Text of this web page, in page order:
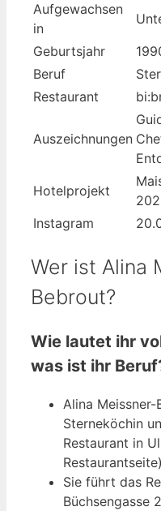
Aufgewachsen
in
Geburtsjahr
Beruf
Restaurant
Auszeichnungen
Hotelprojekt
Instagram
Wer ist Alina
Bebrout?
Wie lautet ihr
was ist ihr
Alina
Sterneköchin
Restaurant in
Sie führt das
Büchsengasse